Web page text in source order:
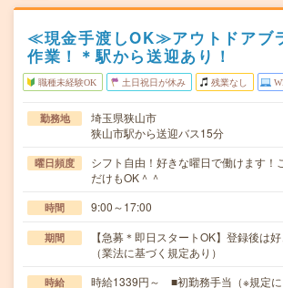
≪現金手渡しOK≫アウトドアブ
作業！＊駅から送迎あり！
職種未経験OK 土日祝日が休み 残業なし
勤務地
埼玉県狭山市
狭山市駅から送迎バス15分
曜日頻度
シフト自由！好きな曜日で働けます！
だけもOK＾＾
時間 9:00～17:00
期間
【急募＊即日スタートOK】登録後は
（業法に基づく規定あり）
時給
時給1339円～ ■初勤務手当（※規定に